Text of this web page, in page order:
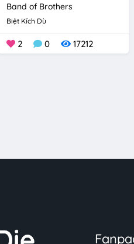
Band of Brothers
Biệt Kích Dù
2 0 17212